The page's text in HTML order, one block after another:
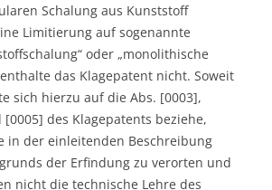
Schalung aus Kunststoff
Limitierung auf sogenannte
oder „monolithische
das Klagepatent nicht. Soweit
sich hierzu auf die Abs. [0003],
[0005] des Klagepatents beziehe,
in der einleitenden Beschreibung
der Erfindung zu verorten und
nicht die technische Lehre des